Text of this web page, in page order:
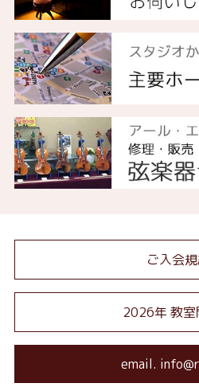
ご入会
2026年 教室
email.